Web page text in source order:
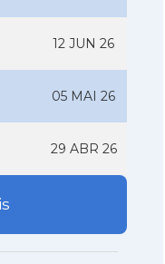
12 JUN 26
05 MAI 26
29 ABR 26